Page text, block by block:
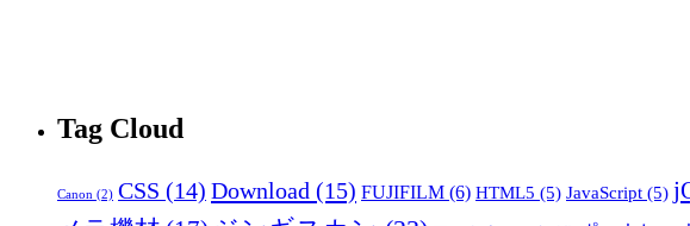
Tag Cloud
Canon (2) CSS (14) Download (15) FUJIFILM (6) HTML5 (5) JavaScript (5)